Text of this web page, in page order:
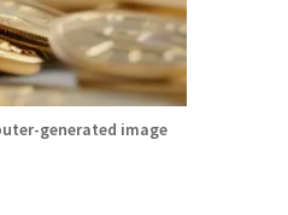
generated image